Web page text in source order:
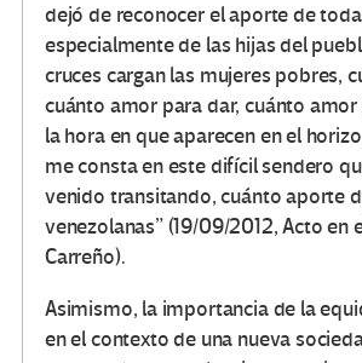
dejó de reconocer el aporte de
especialmente de las hijas del
cruces cargan las mujeres pobres,
cuánto amor para dar, cuánto
la hora en que aparecen en el
me consta en este difícil sendero
venido transitando, cuánto aporte
venezolanas” (19/09/2012, Acto en
Carreño).
Asimismo, la importancia de la
en el contexto de una nueva